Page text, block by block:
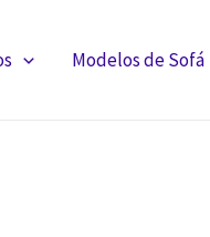
Modelos de Sofá